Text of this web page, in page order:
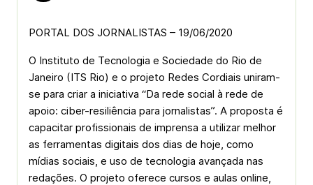
PORTAL DOS JORNALISTAS – 19/06/2020
O Instituto de Tecnologia e Sociedade do Rio de
Janeiro (ITS Rio) e o projeto Redes Cordiais uniram-
se para criar a iniciativa “Da rede social à rede de
apoio: ciber-resiliência para jornalistas”. A proposta é
capacitar profissionais de imprensa a utilizar melhor
as ferramentas digitais dos dias de hoje, como
mídias sociais, e uso de tecnologia avançada nas
redações. O projeto oferece cursos e aulas online,